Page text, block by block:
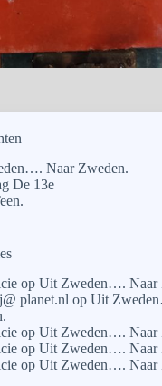
Naar Zweden.
De 13e
op Uit Zweden…. Naar
planet.nl op Uit
op Uit Zweden…. Naar
op Uit Zweden…. Naar
op Uit Zweden…. Naar